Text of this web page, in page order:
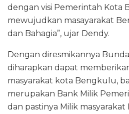
dengan visi Pemerintah
mewujudkan masayarakat
dan Bahagia”, ujar Dendy.
Dengan diresmikannya
diharapkan dapat
masyarakat kota Bengkulu,
merupakan Bank Milik
dan pastinya Milik